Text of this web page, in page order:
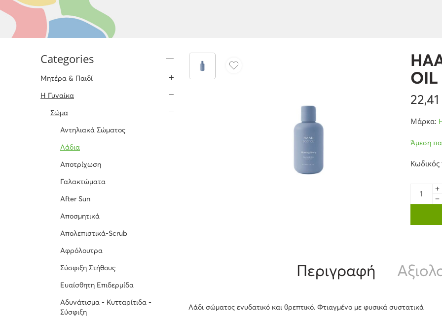
OIL
22,41
Μάρκα:
Άμεση
Περιγραφή
Λάδι σώματος ενυδατικό και θρεπτικό. Φτιαγμένο με φυσικά συστατικά
Categories
Μητέρα & Παιδί
H Γυναίκα
Σώμα
Αντηλιακά Σώματος
Λάδια
Αποτρίχωση
Γαλακτώματα
After Sun
Αποσμητικά
Απολεπιστικά-Scrub
Αφρόλουτρα
Σύσφιξη Στήθους
Ευαίσθητη Επιδερμίδα
Αδυνάτισμα - Κυτταρίτιδα -
Σύσφιξη